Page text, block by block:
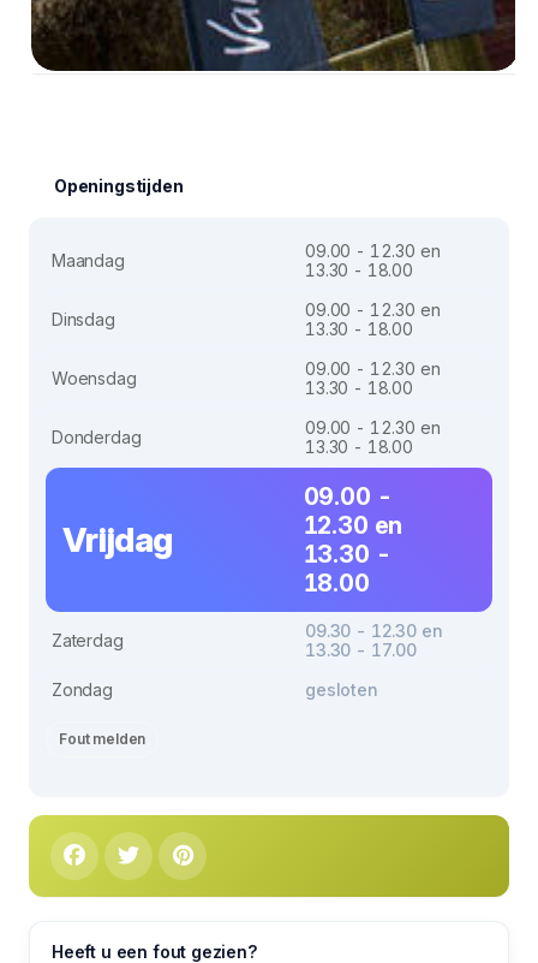
Openingstijden
Maandag
09.00 - 12.30 en
13.30 - 18.00
Dinsdag
09.00 - 12.30 en
13.30 - 18.00
Woensdag
09.00 - 12.30 en
13.30 - 18.00
Donderdag
09.00 - 12.30 en
13.30 - 18.00
Vrijdag
09.00 -
12.30 en
13.30 -
18.00
Zaterdag
09.30 - 12.30 en
13.30 - 17.00
Zondag
gesloten
Fout melden
Heeft u een fout gezien?